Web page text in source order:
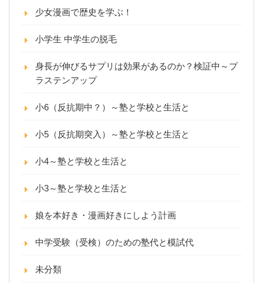
少女漫画で歴史を学ぶ！
小学生 中学生の脱毛
身長が伸びるサプリは効果があるのか？検証中～プ
ラステンアップ
小6（反抗期中？）～塾と学校と生活と
小5（反抗期突入）～塾と学校と生活と
小4～塾と学校と生活と
小3～塾と学校と生活と
娘を本好き・漫画好きにしよう計画
中学受験（受検）のための塾代と模試代
未分類